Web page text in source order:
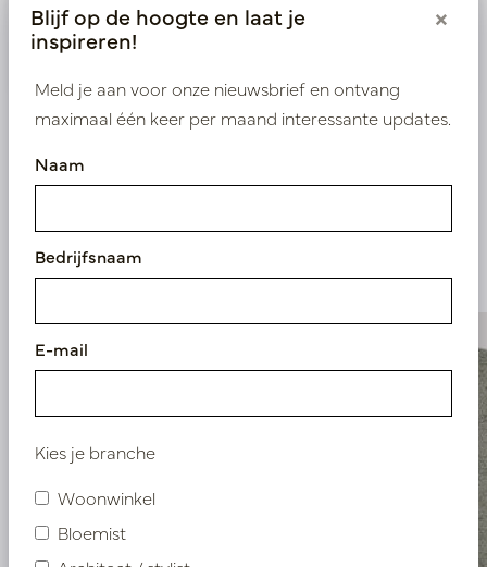
Nieuw? Registreer hier
producten
Blijf op de hoogte en laat je
inspireren!
×
Meld je aan voor onze nieuwsbrief en ontvang
maximaal één keer per maand interessante updates.
Naam
Bedrijfsnaam
E-mail
Kies je branche
Woonwinkel
Bloemist